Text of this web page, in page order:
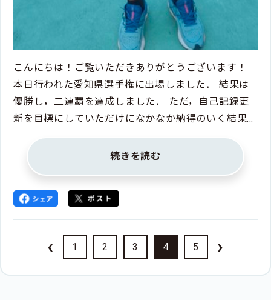
こんにちは！ご覧いただきありがとうございます！
本日行われた愛知県選手権に出場しました． 結果は
優勝し，二連覇を達成しました． ただ，自己記録更
新を目標にしていただけになかなか納得のいく結果…
続きを読む
‹ 1 2 3 4 5 ›